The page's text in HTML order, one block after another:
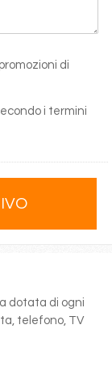
di
i termini
dotata di ogni
telefono, TV